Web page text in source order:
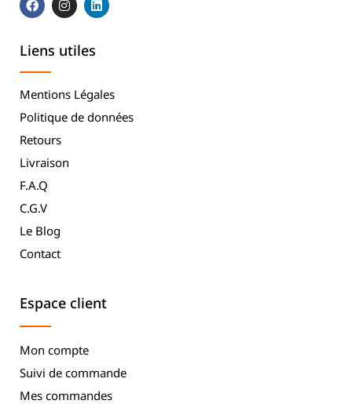
Liens utiles
Mentions Légales
Politique de données
Retours
Livraison
F.A.Q
C.G.V
Le Blog
Contact
Espace client
Mon compte
Suivi de commande
Mes commandes